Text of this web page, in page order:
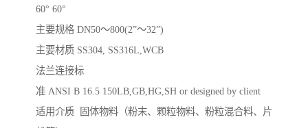
60° 60°
主要规格 DN50～800(2”～32”)
主要材质 SS304, SS316L,WCB
法兰连接标
准 ANSI B 16.5 150LB,GB,HG,SH or designed by client
适用介质 固体物料（粉末、颗粒物料、粉粒混合料、片